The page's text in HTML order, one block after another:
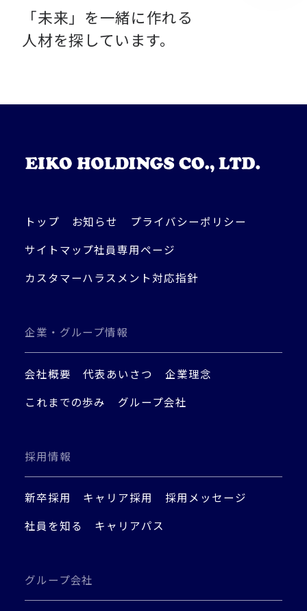
「未来」を一緒に作れる
人材を探しています。
トップ お知らせ
プライバシーポリシー
サイトマップ社員専用ページ
カスタマーハラスメント対応指針
企業・グループ情報
会社概要 代表あいさつ
企業理念
これまでの歩み
グループ会社
採用情報
新卒採用 キャリア採用
採用メッセージ
社員を知る
キャリアパス
グループ会社